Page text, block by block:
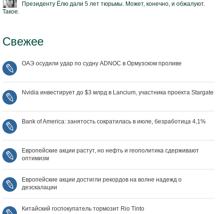
Президенту Ёлю дали 5 лет тюрьмы. Может, конечно, и обжалуют.
Такое.
Свежее
ОАЭ осудили удар по судну ADNOC в Ормузском проливе
Nvidia инвестирует до $3 млрд в Lancium, участника проекта Stargate
Bank of America: занятость сократилась в июле, безработица 4,1%
Европейские акции растут, но нефть и геополитика сдерживают
оптимизм
Европейские акции достигли рекордов на волне надежд о
деэскалации
Китайский госпокупатель тормозит Rio Tinto